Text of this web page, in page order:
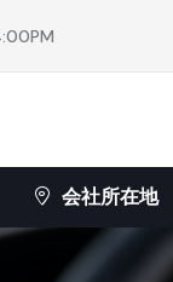
会社所在地